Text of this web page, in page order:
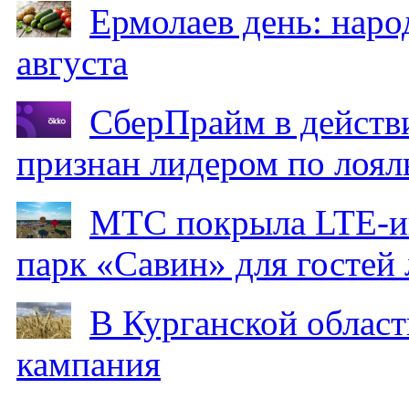
Ермолаев день:
августа
СберПрайм в
признан лидером по
МТС покрыла LTE-
парк «Савин» для гостей
В Курганской
кампания